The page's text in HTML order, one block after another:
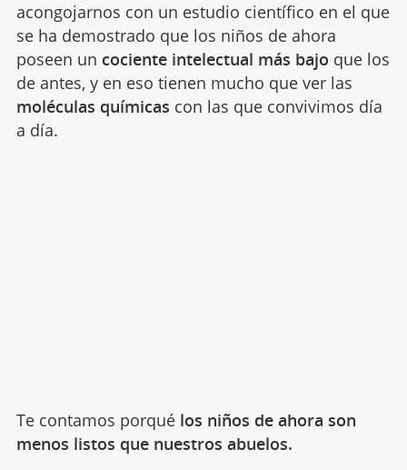
acongojarnos con un estudio científico en el que
se ha demostrado que los niños de ahora
poseen un cociente intelectual más bajo que los
de antes, y en eso tienen mucho que ver las
moléculas químicas con las que convivimos día
a día.
Te contamos porqué los niños de ahora son
menos listos que nuestros abuelos.